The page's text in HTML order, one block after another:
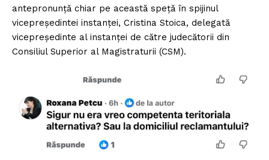
antepronunță chiar pe această speță în spijinul
vicepreședintei instanței, Cristina Stoica, delegată
vicepreședinte al instanței de către judecătorii din
Consiliul Superior al Magistraturii (CSM).